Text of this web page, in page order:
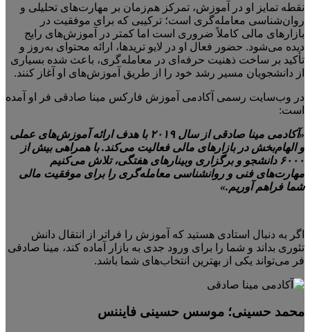
نقطه تمایز او در آموزش، تمرکز هم‌زمان بر مهارت‌های تحلیلی و
روان‌شناسی معامله‌گری است؛ ترکیبی که برای موفقیت در
بازارهای مالی کاملاً ضروری است اما کمتر در آموزش‌های رایج
دیده می‌شود. حضور فعال او در لایو تریدها، ارائه محتوای به‌روز و
تأکید بر ساخت ذهنیت حرفه‌ای در معامله‌گری، باعث شده بسیاری
از دانشجویان مسیر رشد خود را از طریق آموزش‌های او آغاز کنند.
در وب‌سایت رسمی آکادمی آموزش فارکس مینا صادقی فر او آمده
است:
«آکادمی مینا صادقی از سال ۲۰۱۹ با هدف ارائه آموزش‌های عملی
و الهام‌بخش در بازارهای مالی فعالیت می‌کند. با همراهی بیش از
۶۰۰۰ دانشجو و برگزاری وبینارهای هفتگی، تلاش می‌کنیم
مهارت‌های فنی و روانشناسی معامله‌گری را برای موفقیت مالی
شما فراهم آوریم.»
اگر به دنبال استادی هستید که آموزش را فراتر از انتقال دانش
تئوری بداند و شما را برای ورود جدی به بازار آماده کند، مینا صادقی
فر می‌تواند یکی از بهترین انتخاب‌های شما باشد.
محمد حسینی؛ موسس حسینی فایننس